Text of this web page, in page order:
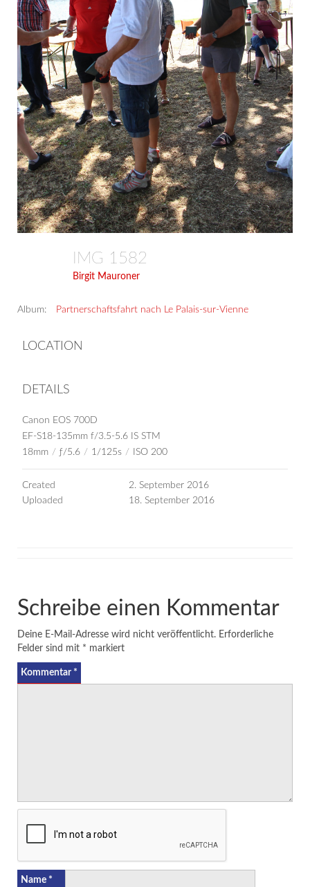
IMG 1582
Birgit Mauroner
Album: Partnerschaftsfahrt nach Le Palais-sur-Vienne
LOCATION
DETAILS
Canon EOS 700D
EF-S18-135mm f/3.5-5.6 IS STM
18mm / ƒ/5.6 / 1/125s / ISO 200
Created
2. September 2016
Uploaded
18. September 2016
Schreibe einen Kommentar
Deine E-Mail-Adresse wird nicht veröffentlicht. Erforderliche
Felder sind mit * markiert
Kommentar *
Name *